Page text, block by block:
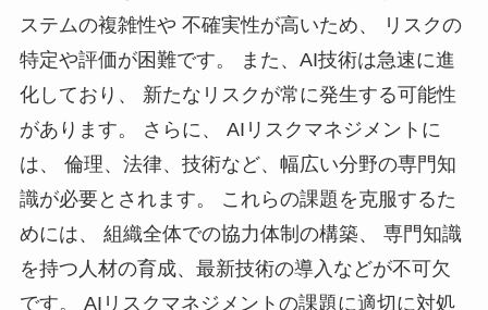
ステムの複雑性や 不確実性が高いため、 リスクの
特定や評価が困難です。 また、AI技術は急速に進
化しており、 新たなリスクが常に発生する可能性
があります。 さらに、 AIリスクマネジメントに
は、 倫理、法律、技術など、幅広い分野の専門知
識が必要とされます。 これらの課題を克服するた
めには、 組織全体での協力体制の構築、 専門知識
を持つ人材の育成、最新技術の導入などが不可欠
です。 AIリスクマネジメントの課題に適切に対処